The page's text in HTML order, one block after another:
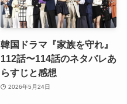
韓国ドラマ『家族を守れ』
112話〜114話のネタバレあ
らすじと感想
2026年5月24日